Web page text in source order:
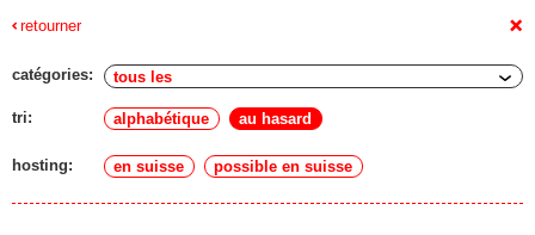
retourner +
catégories:
tri: alphabétique au hasard
hosting: en suisse possible en suisse